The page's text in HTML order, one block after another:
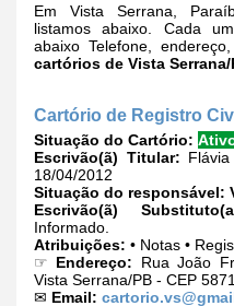
Em Vista Serrana,
listamos abaixo. Cada
abaixo Telefone,
cartórios de Vista Serrana/
Cartório de Registro
Situação do Cartório:
Escrivão(ã) Titular:
18/04/2012
Situação do responsável:
Escrivão(ã)
Informado.
Atribuições: • Notas •
☞ Endereço: Rua João
Vista Serrana/PB - CEP
✉ Email: